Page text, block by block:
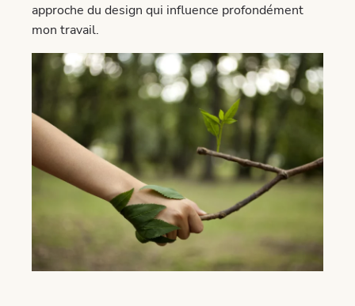
approche du design qui influence profondément
mon travail.